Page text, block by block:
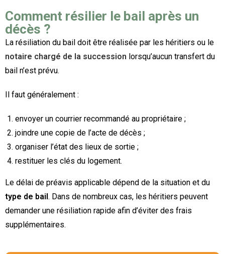
Comment résilier le bail après un
décès ?
La résiliation du bail doit être réalisée par les héritiers ou le
notaire chargé de la succession lorsqu’aucun transfert du
bail n’est prévu.
Il faut généralement :
envoyer un courrier recommandé au propriétaire ;
joindre une copie de l’acte de décès ;
organiser l’état des lieux de sortie ;
restituer les clés du logement.
Le délai de préavis applicable dépend de la situation et du
type de bail. Dans de nombreux cas, les héritiers peuvent
demander une résiliation rapide afin d’éviter des frais
supplémentaires.